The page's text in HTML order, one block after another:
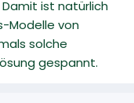
ist natürlich
Modelle von
solche
gespannt.